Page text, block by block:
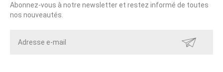
Abonnez-vous à notre newsletter et restez informé de toutes
nos nouveautés.
ENVOYER